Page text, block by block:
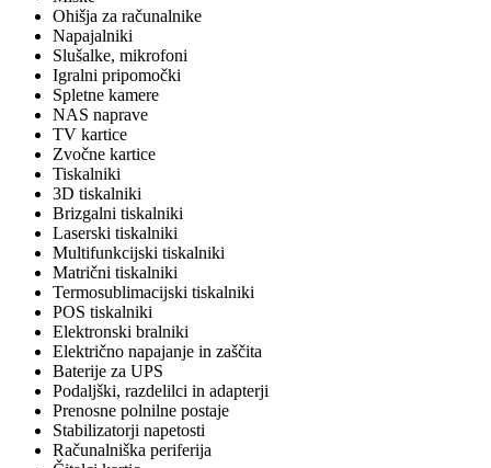
Ohišja za računalnike
Napajalniki
Slušalke, mikrofoni
Igralni pripomočki
Spletne kamere
NAS naprave
TV kartice
Zvočne kartice
Tiskalniki
3D tiskalniki
Brizgalni tiskalniki
Laserski tiskalniki
Multifunkcijski tiskalniki
Matrični tiskalniki
Termosublimacijski tiskalniki
POS tiskalniki
Elektronski bralniki
Električno napajanje in zaščita
Baterije za UPS
Podaljški, razdelilci in adapterji
Prenosne polnilne postaje
Stabilizatorji napetosti
Računalniška periferija